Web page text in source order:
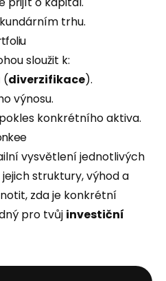
trhu.
sloužit k:
(diverzifikace).
výnosu.
konkrétního aktiva.
vysvětlení jednotlivých
struktury, výhod a
zda je konkrétní
pro tvůj investiční